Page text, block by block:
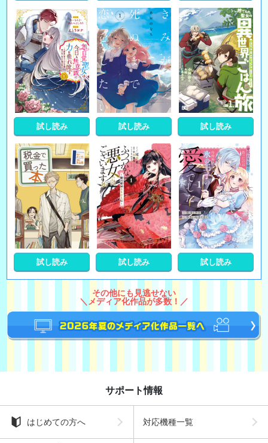
試し読み 試し読み 試し読み
試し読み 試し読み 試し読み
その他にも見逃せない
＼メディア化作品が多数！／
サポート情報
はじめての方へ 対応機種一覧